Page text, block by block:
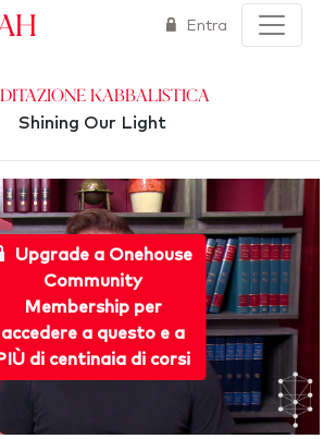
Entra
Kabbalistica
Shining Our Light
Upgrade a Onehouse
Community
Membership per
accedere a questo e a
di centinaia di corsi